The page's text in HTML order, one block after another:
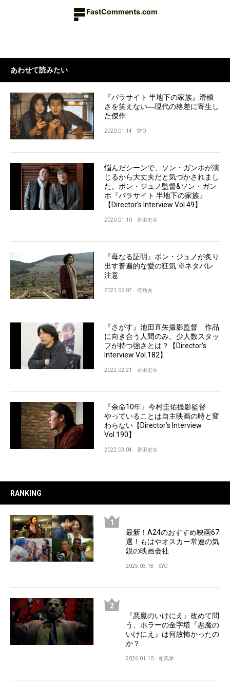
FastComments.com
あわせて読みたい
『パラサイト 半地下の家族』滑稽
さを笑えない―現代の格差に寄生し
た傑作
2020.01.14 SYO
悩んだシーンで、ソン・ガンホが演
じるから大丈夫だと気づかされまし
た。ポン・ジュノ監督&ソン・ガン
ホ『パラサイト 半地下の家族』
【Director’s Interview Vol.49】
2020.01.10 香田史生
『母なる証明』ポン・ジュノが炙り
出す普遍的な愛の狂気 ※ネタバレ
注意
2021.06.07 侍功夫
『さがす』池田直矢撮影監督 作品
に向き合う人間のみ。少人数スタッ
フが持つ強さとは？【Director’s
Interview Vol.182】
2022.02.21 香田史生
『余命10年』今村圭佑撮影監督
やっていることは自主映画の時と変
わらない【Director’s Interview
Vol.190】
2022.03.04 香田史生
RANKING
最新！A24のおすすめ映画67
選！もはやオスカー常連の気
鋭の映画会社
2025.03.18 SYO
『悪魔のいけにえ』改めて問
う、ホラーの金字塔『悪魔の
いけにえ』は何故怖かったの
か？
2026.01.10 相馬学